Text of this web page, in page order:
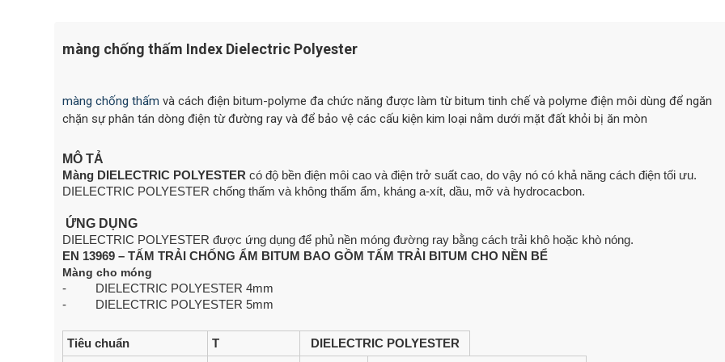
màng chống thấm Index Dielectric Polyester
màng chống thấm và cách điện bitum-polyme đa chức năng được làm từ bitum tinh chế và polyme điện môi dùng để ngăn
chặn sự phân tán dòng điện từ đường ray và để bảo vệ các cấu kiện kim loại nằm dưới mặt đất khỏi bị ăn mòn
MÔ TẢ
Màng DIELECTRIC POLYESTER có độ bền điện môi cao và điện trở suất cao, do vậy nó có khả năng cách điện tối ưu.
DIELECTRIC POLYESTER chống thấm và không thấm ẩm, kháng a-xít, dầu, mỡ và hydrocacbon.
ỨNG DỤNG
DIELECTRIC POLYESTER được ứng dụng để phủ nền móng đường ray bằng cách trải khô hoặc khò nóng.
EN 13969 – TẤM TRẢI CHỐNG ẨM BITUM BAO GỒM TẤM TRẢI BITUM CHO NỀN BỂ
Màng cho móng
- DIELECTRIC POLYESTER 4mm
- DIELECTRIC POLYESTER 5mm
Tiêu chuẩn T
DIELECTRIC POLYESTER